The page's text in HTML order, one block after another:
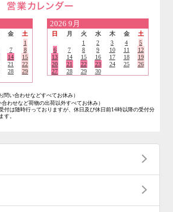
金
土
1
7
8
14
15
21
22
28
29
2026 9月
日 月 火 水 木 金
土
1
2 3 4
5
6
7 8 9 10 11
12
13
14 15 16 17 18
19
20
21 22 23 24 25
26
27
28 29 30
問い合わせなどすべてお休み）
合わせなど荷物の出荷以外すべてお休み）
付は随時行っておりますが、休日及び休日前14時以降の受付分
す。